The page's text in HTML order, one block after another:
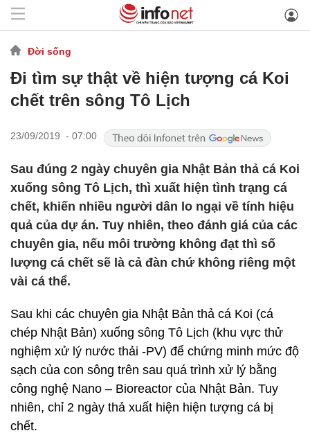
Đời sống
Đi tìm sự thật về hiện tượng cá Koi
chết trên sông Tô Lịch
23/09/2019 - 07:00
Sau đúng 2 ngày chuyên gia Nhật Bản thả cá Koi
xuống sông Tô Lịch, thì xuất hiện tình trạng cá
chết, khiến nhiều người dân lo ngại về tính hiệu
quả của dự án. Tuy nhiên, theo đánh giá của các
chuyên gia, nếu môi trường không đạt thì số
lượng cá chết sẽ là cả đàn chứ không riêng một
vài cá thể.
Sau khi các chuyên gia Nhật Bản thả cá Koi (cá
chép Nhật Bản) xuống sông Tô Lịch (khu vực thử
nghiệm xử lý nước thải -PV) để chứng minh mức độ
sạch của con sông trên sau quá trình xử lý bằng
công nghệ Nano – Bioreactor của Nhật Bản. Tuy
nhiên, chỉ 2 ngày thả xuất hiện hiện tượng cá bị
chết.